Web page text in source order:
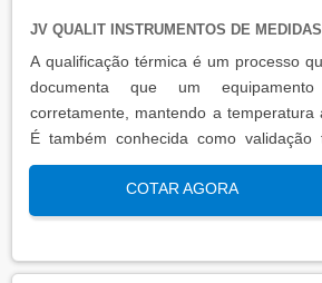
JV QUALIT INSTRUMENTOS DE
A qualificação térmica é um processo
documenta que um equipamento
corretamente, mantendo a temperatura
É também conhecida como validação
qualificação térmica é importante para
qualidade e eficiência de
precisam de controle de temperatura. É
produtos, como autoclaves, estufas,
COTAR AGORA